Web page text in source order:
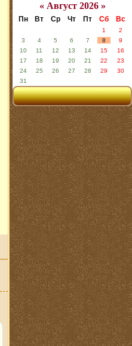
« Август 2026 »
Пн Вт Ср Чт Пт Сб Вс
1
2
3
4 5 6 7 8
9
10
11 12 13 14 15
16
17
18 19 20 21 22
23
24
25 26 27 28 29
30
31